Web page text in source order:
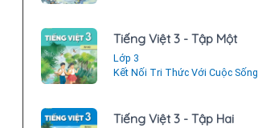
Tiếng Việt 3 - Tập Một
Lớp 3
Kết Nối Tri Thức Với Cuộc Sống
Tiếng Việt 3 - Tập Hai